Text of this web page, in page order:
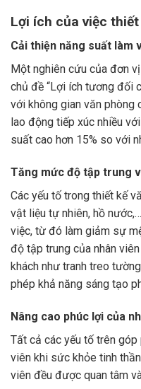
Lợi ích của việc
Cải thiện năng suất làm
Một nghiên cứu của đơn
chủ đề “Lợi ích tương đối
với không gian văn phòng
lao động tiếp xúc nhiều
suất cao hơn 15% so với
Tăng mức độ tập trung
Các yếu tố trong thiết kế
vật liệu tự nhiên, hồ
việc, từ đó làm giảm sự
độ tập trung của nhân
khách như tranh treo
phép khả năng sáng tạo
Nâng cao phúc lợi của
Tất cả các yếu tố trên góp
viên khi sức khỏe tinh
viên đều được quan tâm